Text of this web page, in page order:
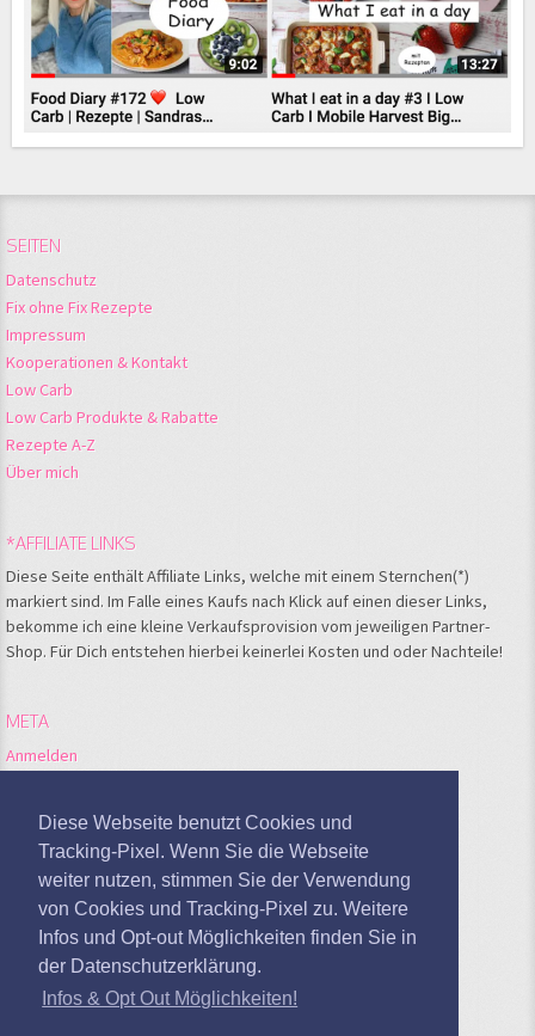
Diese Webseite benutzt Cookies und
Tracking-Pixel. Wenn Sie die Webseite
weiter nutzen, stimmen Sie der Verwendung
von Cookies und Tracking-Pixel zu. Weitere
Infos und Opt-out Möglichkeiten finden Sie in
der Datenschutzerklärung.
Infos & Opt Out Möglichkeiten!
SEITEN
Datenschutz
Fix ohne Fix Rezepte
Impressum
Kooperationen & Kontakt
Low Carb
Low Carb Produkte & Rabatte
Rezepte A-Z
Über mich
*AFFILIATE LINKS
Diese Seite enthält Affiliate Links, welche mit einem Sternchen(*)
markiert sind. Im Falle eines Kaufs nach Klick auf einen dieser Links,
bekomme ich eine kleine Verkaufsprovision vom jeweiligen Partner-
Shop. Für Dich entstehen hierbei keinerlei Kosten und oder Nachteile!
META
Anmelden
Kommentare-Feed
Google Analytics deaktivieren